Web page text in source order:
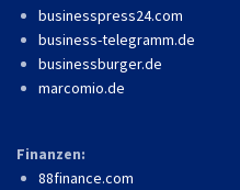
businesspress24.com
business-telegramm.de
businessburger.de
marcomio.de
Finanzen:
88finance.com